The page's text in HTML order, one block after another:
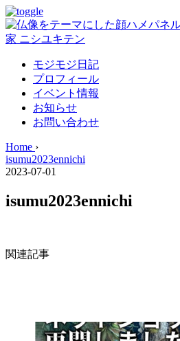
モジモジ日記
プロフィール
イベント情報
お知らせ
お問い合わせ
Home ›
isumu2023ennichi
2023-07-01
isumu2023ennichi
関連記事